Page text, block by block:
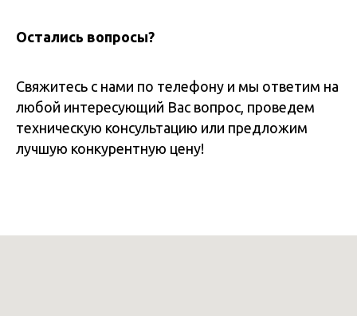
Остались вопросы?
Свяжитесь с нами по телефону и мы ответим на
любой интересующий Вас вопрос, проведем
техническую консультацию или предложим
лучшую конкурентную цену!